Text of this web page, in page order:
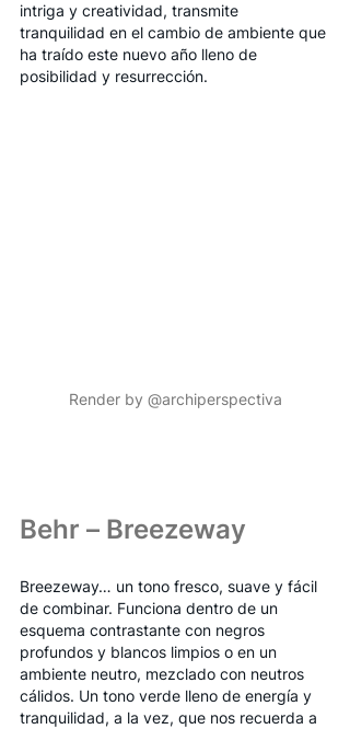
intriga y creatividad, transmite
tranquilidad en el cambio de ambiente que
ha traído este nuevo año lleno de
posibilidad y resurrección.
Render by @archiperspectiva
Behr – Breezeway
Breezeway… un tono fresco, suave y fácil
de combinar. Funciona dentro de un
esquema contrastante con negros
profundos y blancos limpios o en un
ambiente neutro, mezclado con neutros
cálidos. Un tono verde lleno de energía y
tranquilidad, a la vez, que nos recuerda a